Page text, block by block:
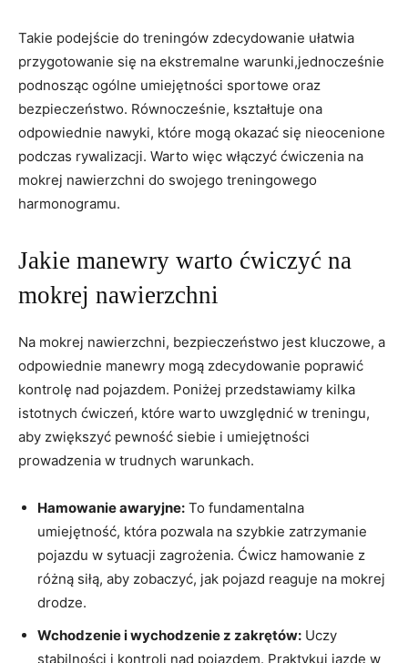
Takie podejście do treningów zdecydowanie ułatwia
przygotowanie się na ekstremalne warunki,jednocześnie
podnosząc ogólne umiejętności sportowe oraz
bezpieczeństwo. Równocześnie, kształtuje ona
odpowiednie nawyki, które mogą okazać się nieocenione
podczas rywalizacji. Warto więc włączyć ćwiczenia na
mokrej nawierzchni do swojego treningowego
harmonogramu.
Jakie manewry warto ćwiczyć na
mokrej nawierzchni
Na mokrej nawierzchni, bezpieczeństwo jest kluczowe, a
odpowiednie manewry mogą zdecydowanie poprawić
kontrolę nad pojazdem. Poniżej przedstawiamy kilka
istotnych ćwiczeń, które warto uwzględnić w treningu,
aby zwiększyć pewność siebie i umiejętności
prowadzenia w trudnych warunkach.
Hamowanie awaryjne: To fundamentalna
umiejętność, która pozwala na szybkie zatrzymanie
pojazdu w sytuacji zagrożenia. Ćwicz hamowanie z
różną siłą, aby zobaczyć, jak pojazd reaguje na mokrej
drodze.
Wchodzenie i wychodzenie z zakrętów: Uczy
stabilności i kontroli nad pojazdem. Praktykuj jazdę w